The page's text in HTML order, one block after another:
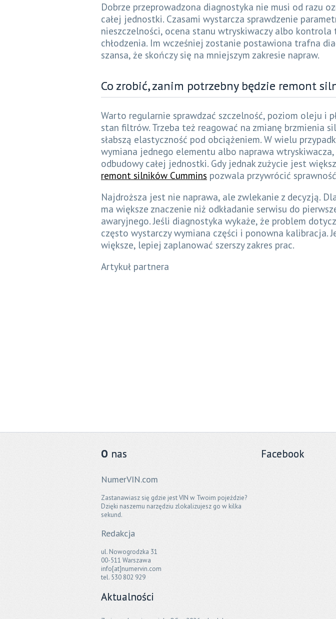
Dobrze przeprowadzona diagnostyka nie musi od razu
całej jednostki. Czasami wystarcza sprawdzenie
nieszczelności, ocena stanu wtryskiwaczy albo kontrola
chłodzenia. Im wcześniej zostanie postawiona trafna
szansa, że skończy się na mniejszym zakresie napraw.
​Co zrobić, zanim potrzebny będzie remont
Warto regularnie sprawdzać szczelność, poziom oleju i
stan filtrów. Trzeba też reagować na zmianę brzmienia
słabszą elastyczność pod obciążeniem. W wielu
wymiana jednego elementu albo naprawa
odbudowy całej jednostki. Gdy jednak zużycie jest
remont silników Cummins pozwala przywrócić
Najdroższa jest nie naprawa, ale zwlekanie z decyzją.
ma większe znaczenie niż odkładanie serwisu do
awaryjnego. Jeśli diagnostyka wykaże, że problem
często wystarczy wymiana części i ponowna kalibracja.
większe, lepiej zaplanować szerszy zakres prac.
Artykuł partnera
O nas
NumerVIN.com
Zastanawiasz się gdzie jest VIN w Twoim pojeździe?
Dzięki naszemu narzędziu zlokalizujesz go w kilka
sekund.
Redakcja
ul. Nowogrodzka 31
00-511 Warszawa
info[at]numervin.com
tel. 530 802 929
Aktualności
Facebook